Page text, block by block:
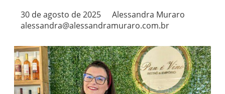
30 de agosto de 2025
Alessandra Muraro
alessandra@alessandramuraro.com.br